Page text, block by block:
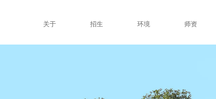
关于 招生 环境 师资